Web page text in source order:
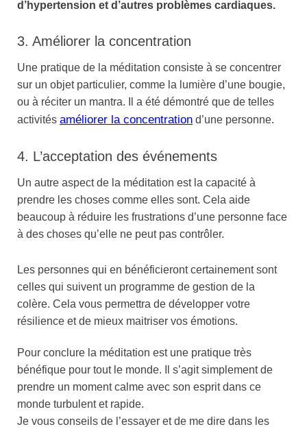
d’hypertension et d’autres problèmes cardiaques.
3. Améliorer la concentration
Une pratique de la méditation consiste à se concentrer
sur un objet particulier, comme la lumière d’une bougie,
ou à réciter un mantra. Il a été démontré que de telles
activités améliorer la concentration d’une personne.
4. L’acceptation des événements
Un autre aspect de la méditation est la capacité à
prendre les choses comme elles sont. Cela aide
beaucoup à réduire les frustrations d’une personne face
à des choses qu’elle ne peut pas contrôler.
Les personnes qui en bénéficieront certainement sont
celles qui suivent un programme de gestion de la
colère. Cela vous permettra de développer votre
résilience et de mieux maitriser vos émotions.
Pour conclure la méditation est une pratique très
bénéfique pour tout le monde. Il s’agit simplement de
prendre un moment calme avec son esprit dans ce
monde turbulent et rapide.
Je vous conseils de l’essayer et de me dire dans les